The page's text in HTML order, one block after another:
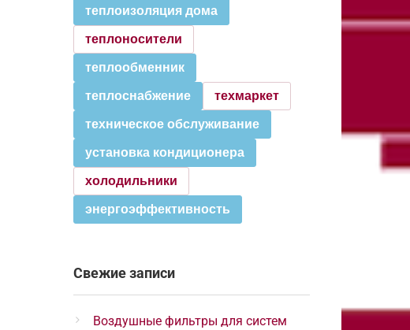
теплоизоляция дома
теплоносители
теплообменник
теплоснабжение техмаркет
техническое обслуживание
установка кондиционера
холодильники
энергоэффективность
Свежие записи
Воздушные фильтры для систем